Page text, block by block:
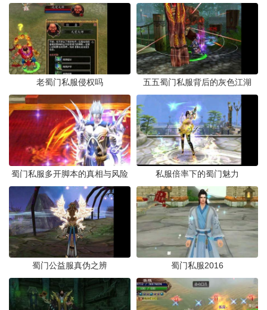
老蜀门私服侵权吗 五五蜀门私服背后的灰色江湖
蜀门私服多开脚本的真相与风险 私服倍率下的蜀门魅力
蜀门公益服真伪之辨 蜀门私服2016